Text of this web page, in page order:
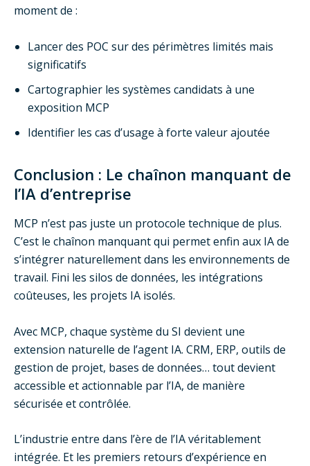
moment de :
Lancer des POC sur des périmètres limités mais
significatifs
Cartographier les systèmes candidats à une
exposition MCP
Identifier les cas d’usage à forte valeur ajoutée
Conclusion : Le chaînon manquant de
l’IA d’entreprise
MCP n’est pas juste un protocole technique de plus.
C’est le chaînon manquant qui permet enfin aux IA de
s’intégrer naturellement dans les environnements de
travail. Fini les silos de données, les intégrations
coûteuses, les projets IA isolés.
Avec MCP, chaque système du SI devient une
extension naturelle de l’agent IA. CRM, ERP, outils de
gestion de projet, bases de données… tout devient
accessible et actionnable par l’IA, de manière
sécurisée et contrôlée.
L’industrie entre dans l’ère de l’IA véritablement
intégrée. Et les premiers retours d’expérience en